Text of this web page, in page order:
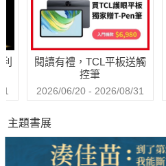
◎活動特輯：咯咯咯！鬼太郎的妖
◎繞著地球玩：鹿港燈會再現小鎮
◎文學花園：苦行記
閱讀有禮，TCL平板送觸
控筆
2026/06/20 - 2026/08/31
主題書展